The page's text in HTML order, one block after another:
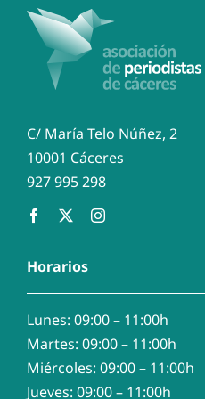
C/ María Telo Núñez, 2
10001 Cáceres
927 995 298
Horarios
Lunes: 09:00 – 11:00h
Martes: 09:00 – 11:00h
Miércoles: 09:00 – 11:00h
Jueves: 09:00 – 11:00h